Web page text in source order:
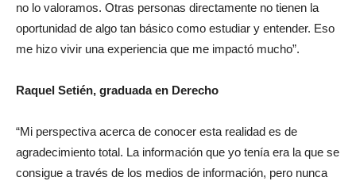
no lo valoramos. Otras personas directamente no tienen la
oportunidad de algo tan básico como estudiar y entender. Eso
me hizo vivir una experiencia que me impactó mucho”.
Raquel Setién, graduada en Derecho
“Mi perspectiva acerca de conocer esta realidad es de
agradecimiento total. La información que yo tenía era la que se
consigue a través de los medios de información, pero nunca